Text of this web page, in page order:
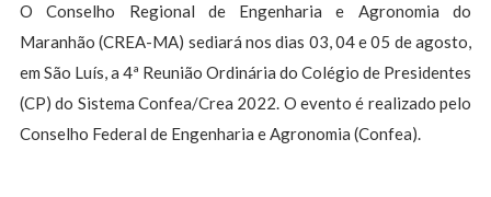
O Conselho Regional de Engenharia e Agronomia do
Maranhão (CREA-MA) sediará nos dias 03, 04 e 05 de agosto,
em São Luís, a 4ª Reunião Ordinária do Colégio de Presidentes
(CP) do Sistema Confea/Crea 2022. O evento é realizado pelo
Conselho Federal de Engenharia e Agronomia (Confea).